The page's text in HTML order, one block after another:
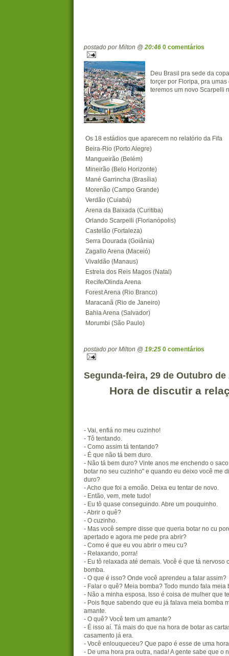
postado por Milton @ 20:46 0 comentários
Deu Brasil pra sede da
torçer por Floripa, pra umas
teremos um novo Scarpelli
Os 18 estádios que aparecem no relatório da Fifa
Beira-Rio (Porto Alegre)
Mangueirão (Belém)
Mineirão (Belo Horizonte)
Mané Garrincha (Brasília)
Morenão (Campo Grande)
Verdão (Cuiabá)
Arena da Baixada (Curitiba)
Orlando Scarpelli (Florianópolis)
Castelão (Fortaleza)
Serra Dourada (Goiânia)
Zagallo Arena (Maceió)
Vivaldão (Manaus)
Estrela dos Reis Magos (Natal)
Recife/Olinda Arena
Forest Arena (Rio Branco)
Maracanã (Rio de Janeiro)
Bahia Arena (Salvador)
Morumbi (São Paulo)
postado por Milton @ 19:25 0 comentários
Segunda-feira, 29 de Outubro de
Hora de discutir a
- Vai, enfiá no meu cuzinho!
- Tô tentando.
- Como assim tá tentando?
- É que não tá bem duro.
- Não tá bem duro? Vinte anos me enchendo o
botar no seu cuzinho" e quando eu deixo você me
duro?
- Acho que foi a emoão. Deixa eu tentar de novo.
- Então, vem, mete tudo!
- Eu tô quase conseguindo. Abre um pouquinho.
- Abrir o quê?
- O cuzinho.
- Mas você sempre disse que queria botar no cu
apertado e agora me pede pra abrir?
- Como é que eu vou abrir o meu cu?
- Relaxando, porra!
- Eu tô relaxada até demais. Você é que tá nervoso
bomba.
- O que é isso? Onde você aprendeu a falar assim?
- Falar o quê? Meia bomba? Todo mundo fala meia
- Não a minha esposa. Isso é coisa de mulher que
- Pois fique sabendo que eu já falava meia bomba
amante.
- O quê? Você tem um amante?
- É isso aí. Tá mais do que na hora de botar as
casamento já era.
- Você enlouqueceu? Que papo é esse de uma
- De uma hora pra outra, nada! A gente sabe que o